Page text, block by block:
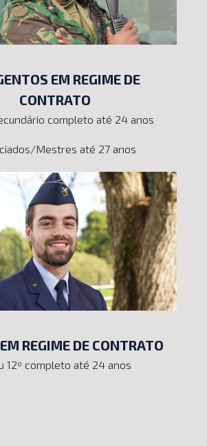
EM REGIME DE
CONTRATO
completo até 24 anos
Mestres até 27 anos
REGIME DE CONTRATO
12º completo até 24 anos